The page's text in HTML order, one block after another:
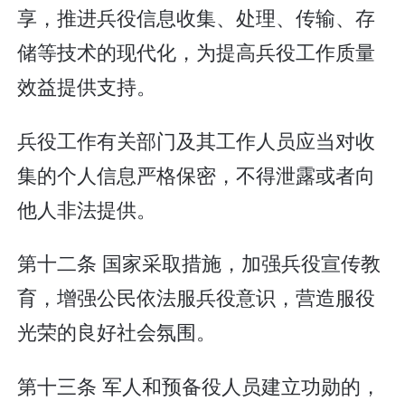
享，推进兵役信息收集、处理、传输、存
储等技术的现代化，为提高兵役工作质量
效益提供支持。
兵役工作有关部门及其工作人员应当对收
集的个人信息严格保密，不得泄露或者向
他人非法提供。
第十二条 国家采取措施，加强兵役宣传教
育，增强公民依法服兵役意识，营造服役
光荣的良好社会氛围。
第十三条 军人和预备役人员建立功勋的，